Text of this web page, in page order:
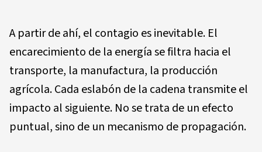
A partir de ahí, el contagio es inevitable. El
encarecimiento de la energía se filtra hacia el
transporte, la manufactura, la producción
agrícola. Cada eslabón de la cadena transmite el
impacto al siguiente. No se trata de un efecto
puntual, sino de un mecanismo de propagación.